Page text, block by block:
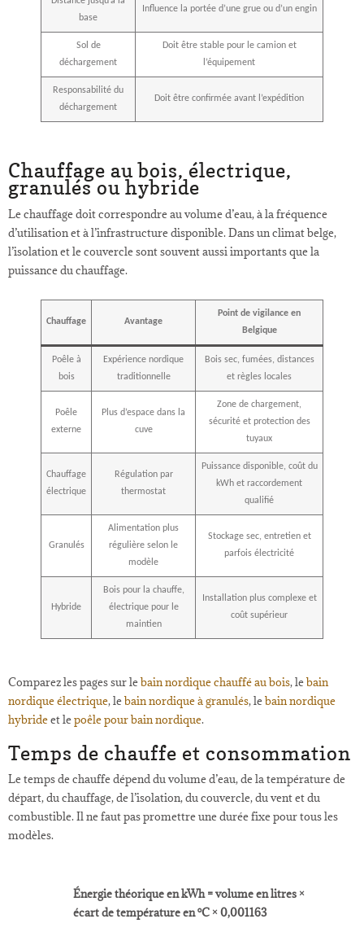
base
Influence la portée d’une grue ou d’un engin
Sol de
déchargement
Doit être stable pour le camion et
l’équipement
Responsabilité du
déchargement
Doit être confirmée avant l’expédition
Chauffage au bois, électrique,
granulés ou hybride
Le chauffage doit correspondre au volume d’eau, à la fréquence
d’utilisation et à l’infrastructure disponible. Dans un climat belge,
l’isolation et le couvercle sont souvent aussi importants que la
puissance du chauffage.
Chauffage Avantage
Point de vigilance en
Belgique
Poêle à
bois
Expérience nordique
traditionnelle
Bois sec, fumées, distances
et règles locales
Poêle
externe
Plus d’espace dans la
cuve
Zone de chargement,
sécurité et protection des
tuyaux
Chauffage
électrique
Régulation par
thermostat
Puissance disponible, coût du
kWh et raccordement
qualifié
Granulés
Alimentation plus
régulière selon le
modèle
Stockage sec, entretien et
parfois électricité
Hybride
Bois pour la chauffe,
électrique pour le
maintien
Installation plus complexe et
coût supérieur
Comparez les pages sur lebain nordique chauffé au bois, lebain
nordique électrique, lebain nordique à granulés, lebain nordique
hybrideet lepoêle pour bain nordique.
Temps de chauffe et consommation
Le temps de chauffe dépend du volume d’eau, de la température de
départ, du chauffage, de l’isolation, du couvercle, du vent et du
combustible. Il ne faut pas promettre une durée fixe pour tous les
modèles.
Énergie théorique en kWh = volume en litres ×
écart de température en °C × 0,001163